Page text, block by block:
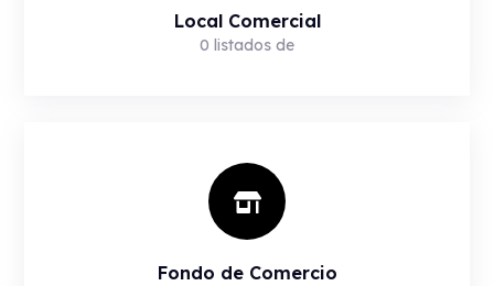
Local Comercial
0 listados de
Fondo de Comercio